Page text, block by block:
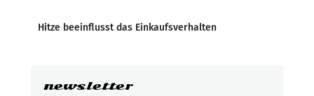
Hitze beeinflusst das Einkaufsverhalten
newsletter